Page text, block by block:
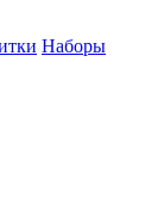
Наборы